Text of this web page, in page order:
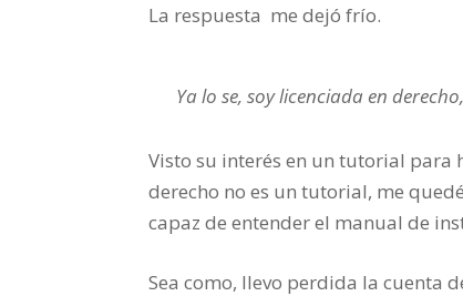
La respuesta me dejó frío.
Ya lo se, soy licenciada en
Visto su interés en un tutorial para
derecho no es un tutorial, me
capaz de entender el manual de
Sea como, llevo perdida la cuenta